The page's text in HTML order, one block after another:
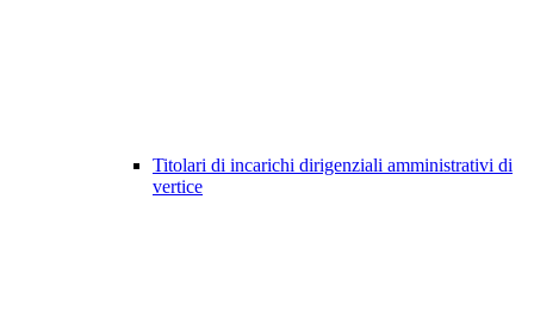
Titolari di incarichi dirigenziali amministrativi di
vertice